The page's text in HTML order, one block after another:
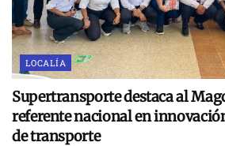
LOCALÍA
Supertransporte destaca al
referente nacional en
de transporte